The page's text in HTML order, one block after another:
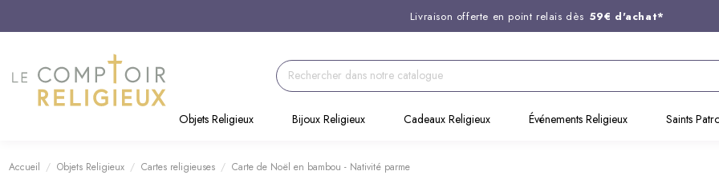
Livraison offerte en point relais dès 59€ d'achat*
Support client disponible au
Commandez avant 14H, expédition le jour même !
Objets Religieux Bijoux Religieux Cadeaux Religieux Événements Religieux Saints
Accueil Objets Religieux Cartes religieuses Carte de Noël en bambou - Nativité parme